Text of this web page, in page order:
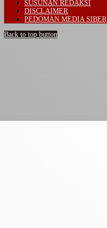
SUSUNAN REDAKSI
DISCLAIMER
PEDOMAN MEDIA SIBER
Back to top button